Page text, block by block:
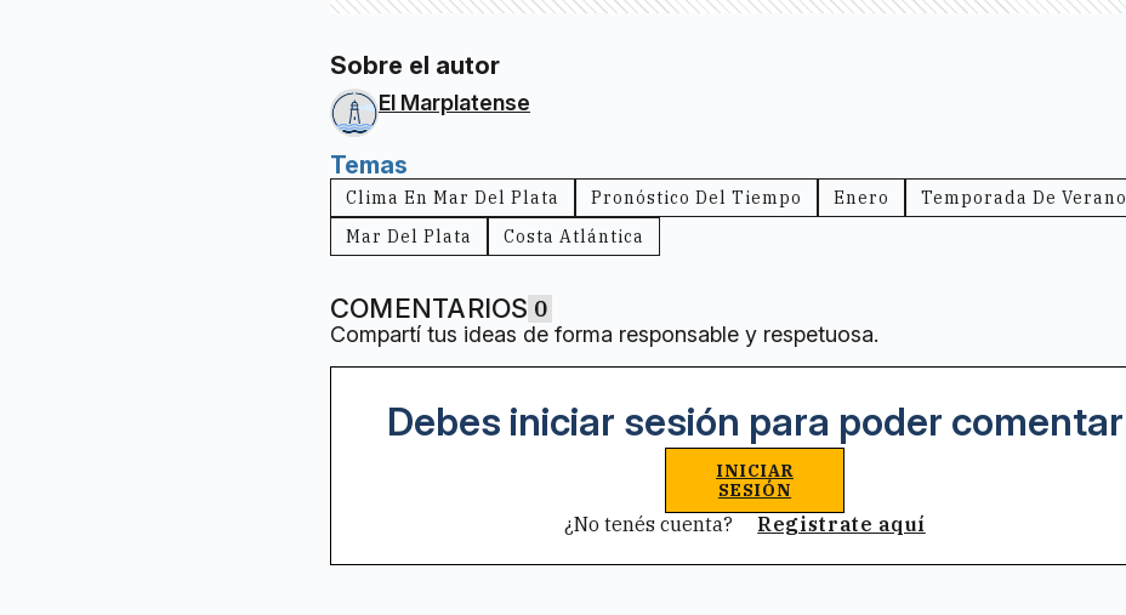
Sobre el autor
El Marplatense
Temas
Clima En Mar Del Plata Pronóstico Del Tiempo Enero
Temporada De Verano
Mar Del Plata
Costa Atlántica
COMENTARIOS 0
Compartí tus ideas de forma responsable y respetuosa.
Debes iniciar sesión para poder comentar
INICIAR
SESIÓN
¿No tenés cuenta? Registrate aquí